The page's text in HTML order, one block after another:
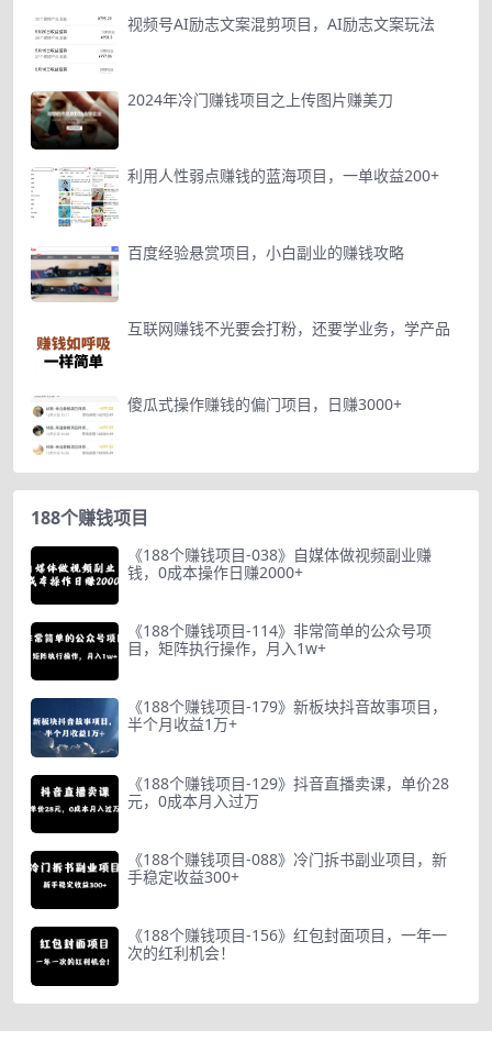
视频号AI励志文案混剪项目，AI励志文案玩法
2024年冷门赚钱项目之上传图片赚美刀
利用人性弱点赚钱的蓝海项目，一单收益200+
百度经验悬赏项目，小白副业的赚钱攻略
互联网赚钱不光要会打粉，还要学业务，学产品
傻瓜式操作赚钱的偏门项目，日赚3000+
188个赚钱项目
《188个赚钱项目-038》自媒体做视频副业赚
钱，0成本操作日赚2000+
《188个赚钱项目-114》非常简单的公众号项
目，矩阵执行操作，月入1w+
《188个赚钱项目-179》新板块抖音故事项目，
半个月收益1万+
《188个赚钱项目-129》抖音直播卖课，单价28
元，0成本月入过万
《188个赚钱项目-088》冷门拆书副业项目，新
手稳定收益300+
《188个赚钱项目-156》红包封面项目，一年一
次的红利机会！